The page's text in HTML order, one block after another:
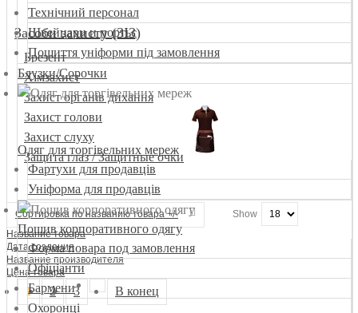
Технічний персонал
Швейцари и портьє
Пошиття уніформи під замовлення
Блузки/Сорочки
Одяг для торгівельних мереж
Фартухи для продавців
Уніформа для продавців
Пошив корпоративного одягу
Форма повара под замовлення
Офіціанти
Бармени
Охоронці
Засоби захисту (ЗІЗ)
Брезент
Хімзахист
Захист органів дихання
Захист голови
Захист слуху
Защита глаз / Защитные очки
Сортировка по названию товара +/-
Название товара
Дата создания
Название производителя
Цена товара
Show
1 2 3 В конец